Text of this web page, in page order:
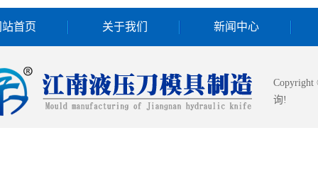
首页 关于我们 新闻中心
Copyright
询!